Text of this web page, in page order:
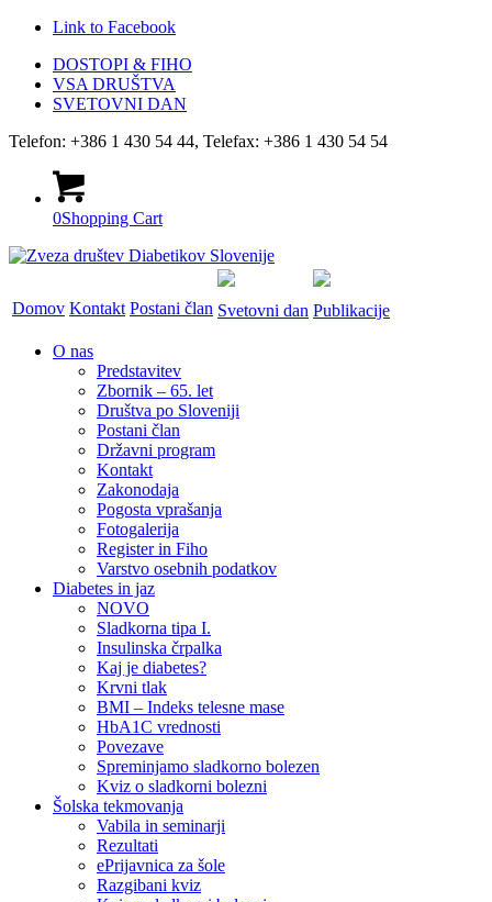
Link to Facebook
DOSTOPI & FIHO
VSA DRUŠTVA
SVETOVNI DAN
Telefon: +386 1 430 54 44, Telefax: +386 1 430 54 54
0Shopping Cart
Domov Kontakt Postani član Svetovni dan Publikacije
O nas
Predstavitev
Zbornik – 65. let
Društva po Sloveniji
Postani član
Državni program
Kontakt
Zakonodaja
Pogosta vprašanja
Fotogalerija
Register in Fiho
Varstvo osebnih podatkov
Diabetes in jaz
NOVO
Sladkorna tipa I.
Insulinska črpalka
Kaj je diabetes?
Krvni tlak
BMI – Indeks telesne mase
HbA1C vrednosti
Povezave
Spreminjamo sladkorno bolezen
Kviz o sladkorni bolezni
Šolska tekmovanja
Vabila in seminarji
Rezultati
ePrijavnica za šole
Razgibani kviz